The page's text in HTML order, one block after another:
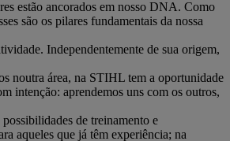
estão ancorados em nosso DNA. Como
são os pilares fundamentais da nossa
Independentemente de sua origem,
noutra área, na STIHL tem a oportunidade
intenção: aprendemos uns com os outros,
de treinamento e
aqueles que já têm experiência; na